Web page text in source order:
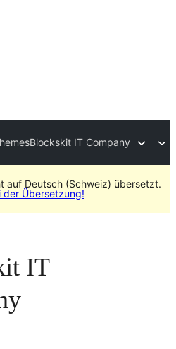
Blockskit IT Company
auf Deutsch (Schweiz) übersetzt.
der Übersetzung!
IT